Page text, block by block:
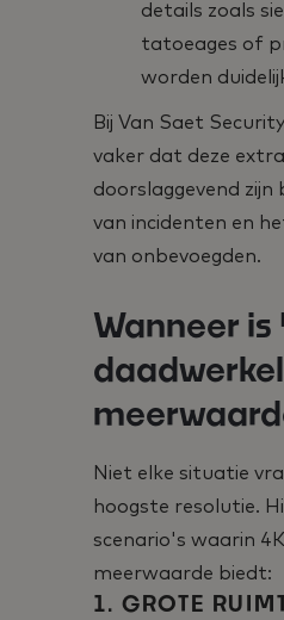
details zoals
tatoeages of
worden
Bij Van Saet
vaker dat deze
doorslaggevend zijn
van incidenten en
van onbevoegden.
Wanneer is
Niet elke situatie
hoogste resolutie.
scenario's waarin
meerwaarde biedt:
1. GROTE